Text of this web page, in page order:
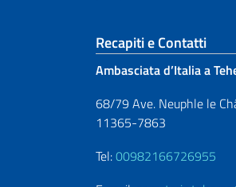
Sezione
Recapiti e Contatti
Ambasciata d’Italia a
68/79 Ave. Neuphle le
11365-7863
Tel:00982166726955